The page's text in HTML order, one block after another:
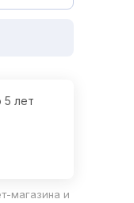
5 лет
магазина и